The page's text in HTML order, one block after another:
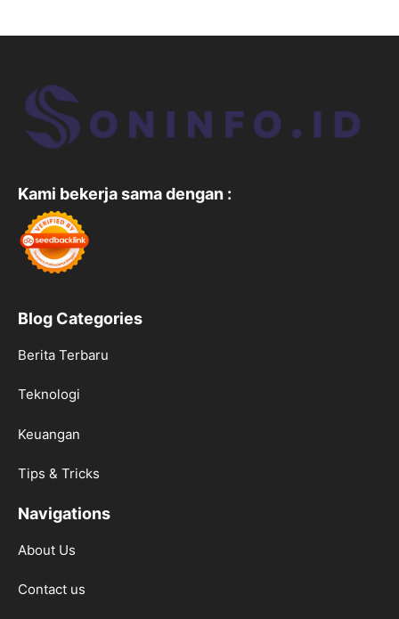
Kami bekerja sama dengan :
Blog Categories
Berita Terbaru
Teknologi
Keuangan
Tips & Tricks
Navigations
About Us
Contact us